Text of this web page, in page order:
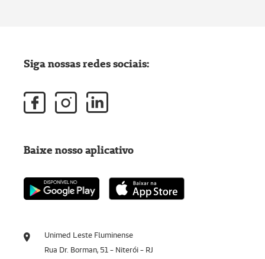
Unimed Leste Fluminense
Rua Dr. Borman, 51 - Niterói - RJ
Siga nossas redes sociais:
Baixe nosso aplicativo